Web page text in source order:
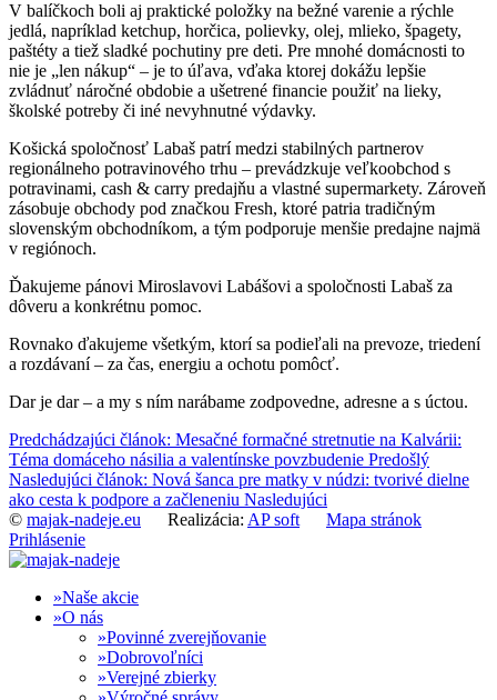
V balíčkoch boli aj praktické položky na bežné varenie a rýchle
jedlá, napríklad ketchup, horčica, polievky, olej, mlieko, špagety,
paštéty a tiež sladké pochutiny pre deti. Pre mnohé domácnosti to
nie je „len nákup“ – je to úľava, vďaka ktorej dokážu lepšie
zvládnuť náročné obdobie a ušetrené financie použiť na lieky,
školské potreby či iné nevyhnutné výdavky.
Košická spoločnosť Labaš patrí medzi stabilných partnerov
regionálneho potravinového trhu – prevádzkuje veľkoobchod s
potravinami, cash & carry predajňu a vlastné supermarkety. Zároveň
zásobuje obchody pod značkou Fresh, ktoré patria tradičným
slovenským obchodníkom, a tým podporuje menšie predajne najmä
v regiónoch.
Ďakujeme pánovi Miroslavovi Labášovi a spoločnosti Labaš za
dôveru a konkrétnu pomoc.
Rovnako ďakujeme všetkým, ktorí sa podieľali na prevoze, triedení
a rozdávaní – za čas, energiu a ochotu pomôcť.
Dar je dar – a my s ním narábame zodpovedne, adresne a s úctou.
Predchádzajúci článok: Mesačné formačné stretnutie na Kalvárii:
Téma domáceho násilia a valentínske povzbudenie Predošlý
Nasledujúci článok: Nová šanca pre matky v núdzi: tvorivé dielne
ako cesta k podpore a začleneniu Nasledujúci
© majak-nadeje.eu Realizácia: AP soft
Mapa stránok
Prihlásenie
Naše akcie
O nás
Povinné zverejňovanie
Dobrovoľníci
Verejné zbierky